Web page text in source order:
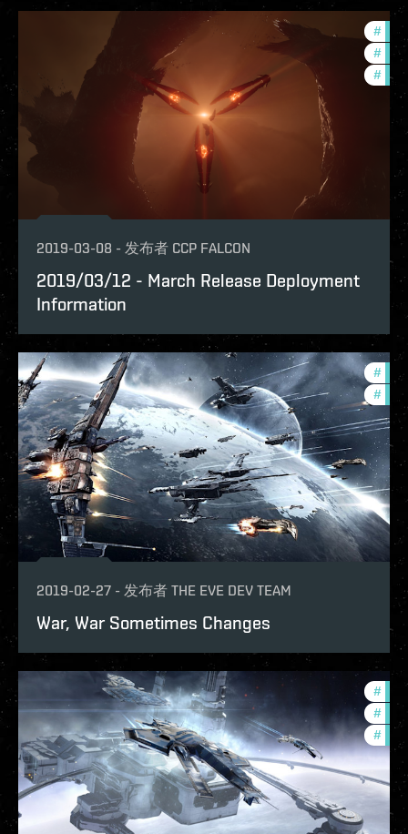
#
#
#
2019-03-08 - 发布者 CCP FALCON
2019/03/12 - March Release Deployment
Information
#
#
2019-02-27 - 发布者 THE EVE DEV TEAM
War, War Sometimes Changes
#
#
#